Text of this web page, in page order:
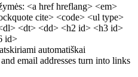
<a href hreflang> <em>
cite> <code> <ul type>
<dt> <dd> <h2 id> <h3 id>
id>
automatiškai
email addresses turn into links